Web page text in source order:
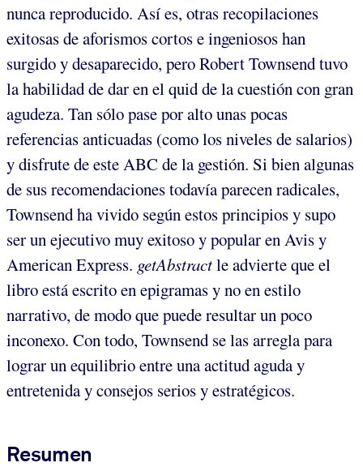
nunca reproducido. Así es, otras recopilaciones
exitosas de aforismos cortos e ingeniosos han
surgido y desaparecido, pero Robert Townsend tuvo
la habilidad de dar en el quid de la cuestión con gran
agudeza. Tan sólo pase por alto unas pocas
referencias anticuadas (como los niveles de salarios)
y disfrute de este ABC de la gestión. Si bien algunas
de sus recomendaciones todavía parecen radicales,
Townsend ha vivido según estos principios y supo
ser un ejecutivo muy exitoso y popular en Avis y
American Express. getAbstractle advierte que el
libro está escrito en epigramas y no en estilo
narrativo, de modo que puede resultar un poco
inconexo. Con todo, Townsend se las arregla para
lograr un equilibrio entre una actitud aguda y
entretenida y consejos serios y estratégicos.
Resumen